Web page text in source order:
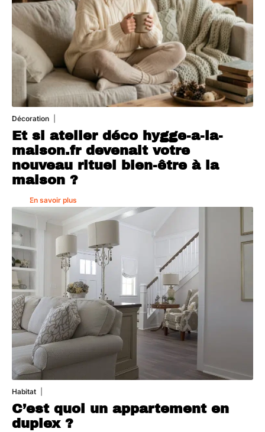
Décoration
Et si atelier déco hygge-a-la-
maison.fr devenait votre
nouveau rituel bien-être à la
maison ?
En savoir plus
Habitat
C’est quoi un appartement en
duplex ?